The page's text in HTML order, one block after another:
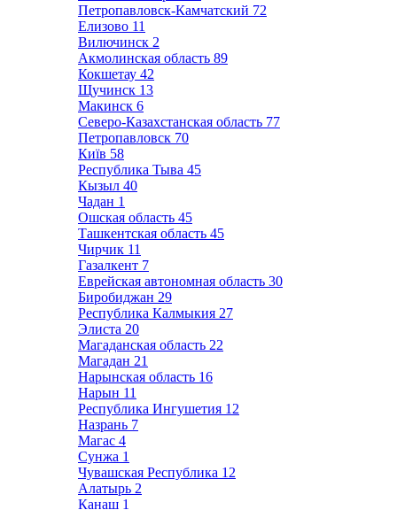
Петропавловск-Камчатский 72
Елизово 11
Вилючинск 2
Акмолинская область 89
Кокшетау 42
Щучинск 13
Макинск 6
Северо-Казахстанская область 77
Петропавловск 70
Київ 58
Республика Тыва 45
Кызыл 40
Чадан 1
Ошская область 45
Ташкентская область 45
Чирчик 11
Газалкент 7
Еврейская автономная область 30
Биробиджан 29
Республика Калмыкия 27
Элиста 20
Магаданская область 22
Магадан 21
Нарынская область 16
Нарын 11
Республика Ингушетия 12
Назрань 7
Магас 4
Сунжа 1
Чувашская Республика 12
Алатырь 2
Канаш 1